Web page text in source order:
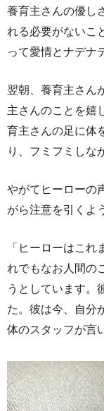
養育主さんの優し
れる必要がないこ
って愛情とナデナ
翌朝、養育主さん
主さんのことを嬉
育主さんの足に体
り、フミフミしな
やがてヒーローの
がら注意を引くよ
「ヒーローはこ
れでもなお人間の
うとしています。
た。彼は今、自分
体のスタッフが言